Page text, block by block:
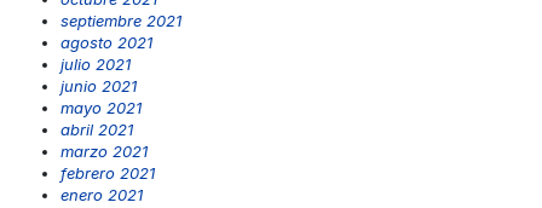
septiembre 2021
agosto 2021
julio 2021
junio 2021
mayo 2021
abril 2021
marzo 2021
febrero 2021
enero 2021